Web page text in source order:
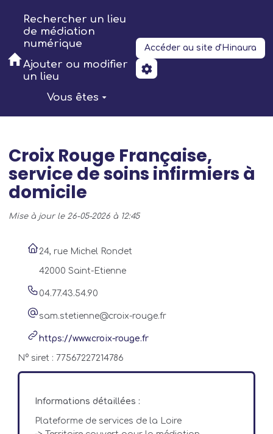
Aller au contenu principal
Rechercher un lieu
de médiation
numérique
Ajouter ou modifier
un lieu
Vous êtes
Accéder au site d'Hinaura
Croix Rouge Française,
service de soins infirmiers à
domicile
Mise à jour le 26-05-2026 à 12:45
24, rue Michel Rondet
42000 Saint-Etienne
04.77.43.54.90
sam.stetienne@croix-rouge.fr
https://www.croix-rouge.fr
N° siret : 77567227214786
Informations détaillées :
Plateforme de services de la Loire